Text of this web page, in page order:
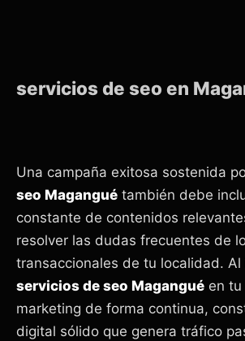
servicios de seo en
Una campaña exitosa sostenida
seo Magangué también debe
constante de contenidos
resolver las dudas frecuentes de
transaccionales de tu localidad.
servicios de seo Magangué en
marketing de forma continua,
digital sólido que genera tráfico